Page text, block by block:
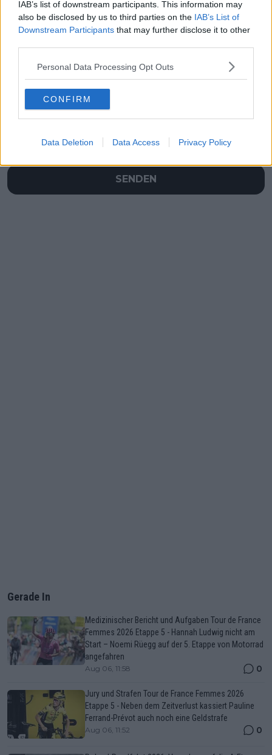
IAB’s list of downstream participants. This information may
also be disclosed by us to third parties on the IAB’s List of
Downstream Participants that may further disclose it to other
Personal Data Processing Opt Outs
CONFIRM
Data Deletion Data Access Privacy Policy
Schreiben Sie einen Kommentar
SENDEN
Gerade In
Medizinischer Bericht und Aufgaben Tour de France
Femmes 2026 Etappe 5 - Hannah Ludwig nicht am
Start – Noemi Rüegg auf der 5. Etappe von Motorrad
angefahren
Aug 06, 11:58 0
Jury und Strafen Tour de France Femmes 2026
Etappe 5 - Neben dem Zeitverlust kassiert Pauline
Ferrand-Prévot auch noch eine Geldstrafe
Aug 06, 11:52 0